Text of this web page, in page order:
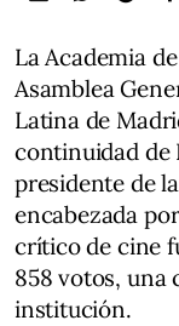
La Academia
Asamblea
Latina de
continuidad de
presidente de
encabezada
crítico de cine
858 votos, una
institución.